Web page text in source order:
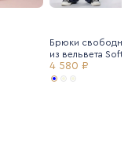
Брюки
из вельвета Soft
4 580 ₽